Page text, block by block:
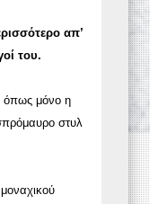
απ’
του.
όπως μόνο η
στυλ
μοναχικού